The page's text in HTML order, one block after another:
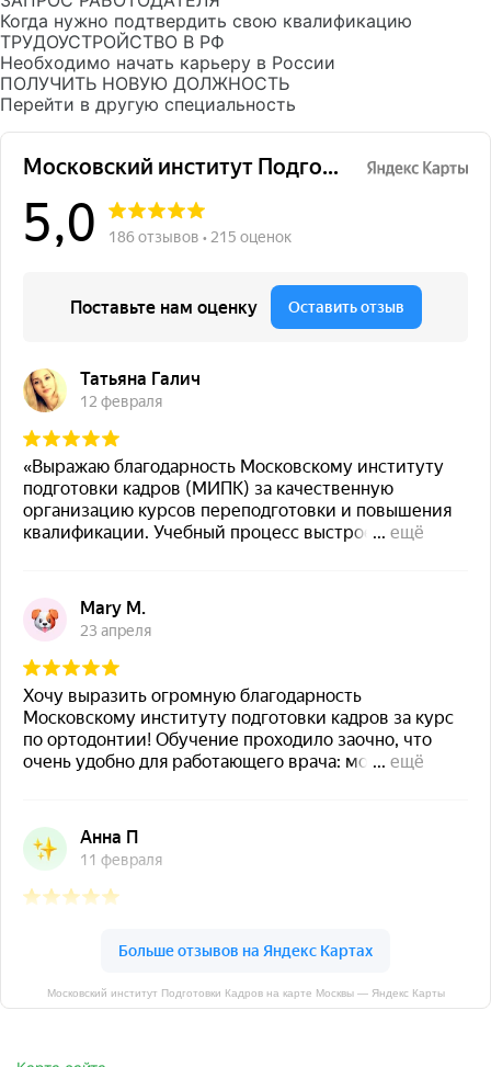
Когда нужно подтвердить свою квалификацию
ТРУДОУСТРОЙСТВО В РФ
Необходимо начать карьеру в России
ПОЛУЧИТЬ НОВУЮ ДОЛЖНОСТЬ
Перейти в другую специальность
Московский институт Подготовки Кадров на карте Москвы — Яндекс Карты